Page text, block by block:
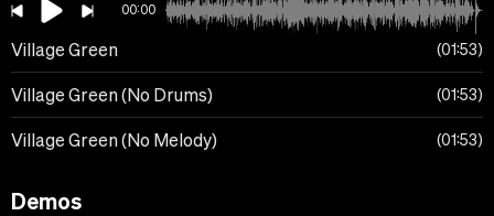
00:00
Village Green 01:53
Village Green (No Drums) 01:53
Village Green (No Melody) 01:53
Demos